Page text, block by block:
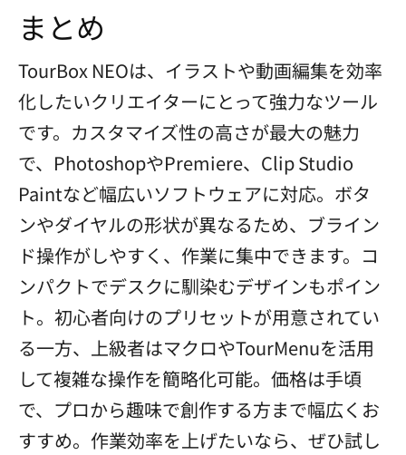
まとめ
TourBox NEOは、イラストや動画編集を効率
化したいクリエイターにとって強力なツール
です。カスタマイズ性の高さが最大の魅力
で、PhotoshopやPremiere、Clip Studio
Paintなど幅広いソフトウェアに対応。ボタ
ンやダイヤルの形状が異なるため、ブライン
ド操作がしやすく、作業に集中できます。コ
ンパクトでデスクに馴染むデザインもポイン
ト。初心者向けのプリセットが用意されてい
る一方、上級者はマクロやTourMenuを活用
して複雑な操作を簡略化可能。価格は手頃
で、プロから趣味で創作する方まで幅広くお
すすめ。作業効率を上げたいなら、ぜひ試し